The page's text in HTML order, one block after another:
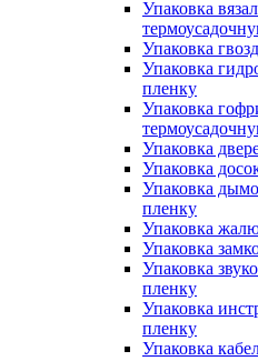
Упаковка
Упаковка
Упаковка
пленку
Упаковка
Упаковка
Упаковка
Упаковка
пленку
Упаковка
Упаковка
Упаковка
пленку
Упаковка
пленку
Упаковка